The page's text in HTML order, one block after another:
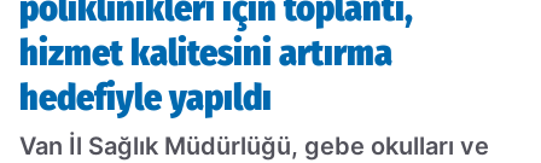
hizmet kalitesini artırma
hedefiyle yapıldı
Van İl Sağlık Müdürlüğü, gebe okulları ve